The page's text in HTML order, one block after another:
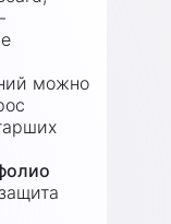
можно